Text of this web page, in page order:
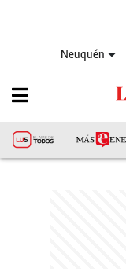
Neuquén